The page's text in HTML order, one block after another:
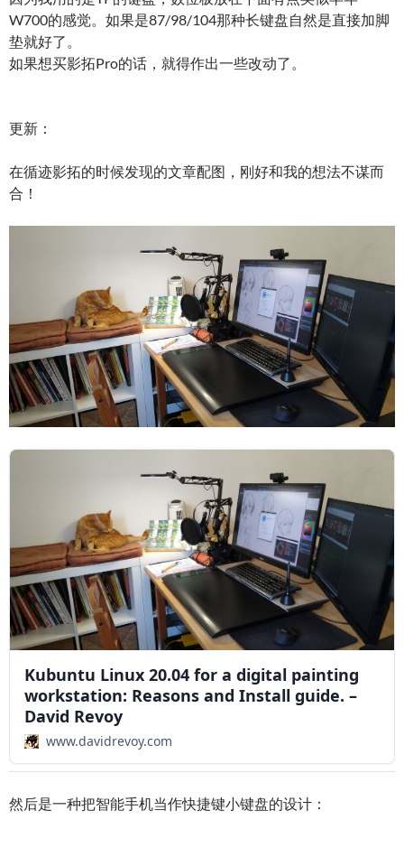
W700的感觉。如果是87/98/104那种长键盘自然是直接加脚
垫就好了。
如果想买影拓Pro的话，就得作出一些改动了。
更新：
在循迹影拓的时候发现的文章配图，刚好和我的想法不谋而
合！
Kubuntu Linux 20.04 for a digital painting
workstation: Reasons and Install guide. –
David Revoy
www.davidrevoy.com
然后是一种把智能手机当作快捷键小键盘的设计：